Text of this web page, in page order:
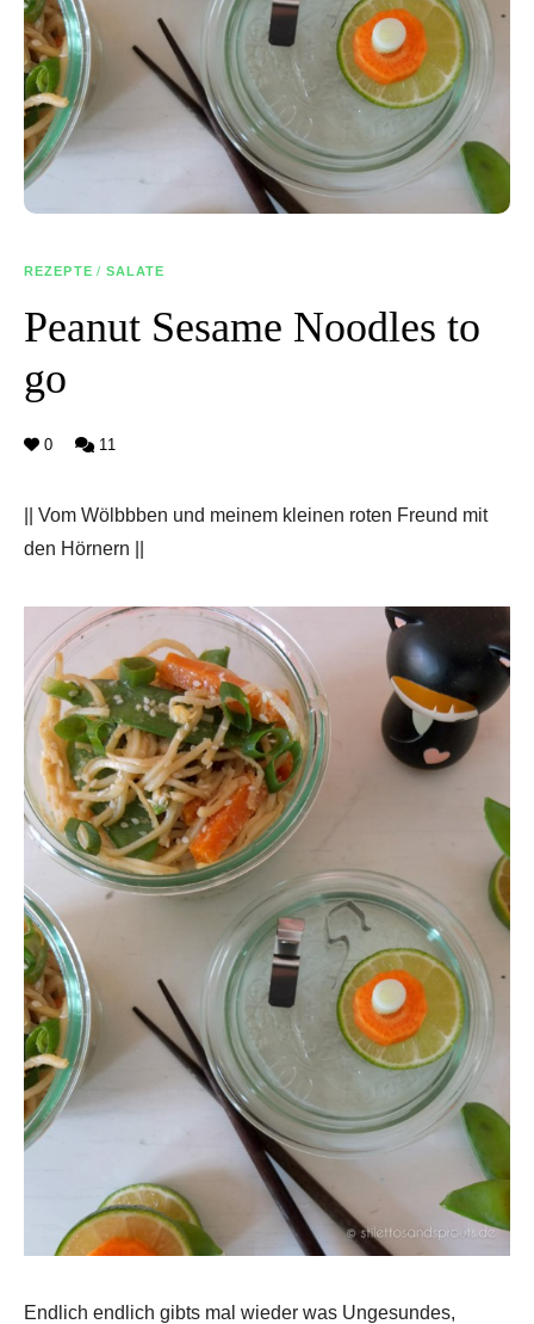
REZEPTE / SALATE
Peanut Sesame Noodles to
go
0 11
|| Vom Wölbbben und meinem kleinen roten Freund mit
den Hörnern ||
Endlich endlich gibts mal wieder was Ungesundes,